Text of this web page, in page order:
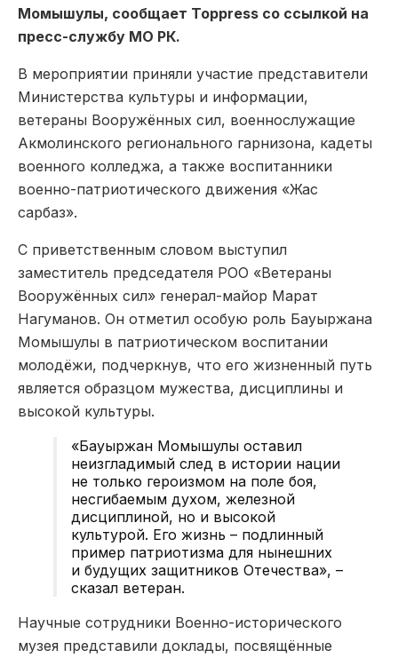
Момышулы, сообщает Toppress со ссылкой на
пресс-службу МО РК.
В мероприятии приняли участие представители
Министерства культуры и информации,
ветераны Вооружённых сил, военнослужащие
Акмолинского регионального гарнизона, кадеты
военного колледжа, а также воспитанники
военно-патриотического движения «Жас
сарбаз».
С приветственным словом выступил
заместитель председателя РОО «Ветераны
Вооружённых сил» генерал-майор Марат
Нагуманов. Он отметил особую роль Бауыржана
Момышулы в патриотическом воспитании
молодёжи, подчеркнув, что его жизненный путь
является образцом мужества, дисциплины и
высокой культуры.
«Бауыржан Момышулы оставил
неизгладимый след в истории нации
не только героизмом на поле боя,
несгибаемым духом, железной
дисциплиной, но и высокой
культурой. Его жизнь – подлинный
пример патриотизма для нынешних
и будущих защитников Отечества», –
сказал ветеран.
Научные сотрудники Военно-исторического
музея представили доклады, посвящённые